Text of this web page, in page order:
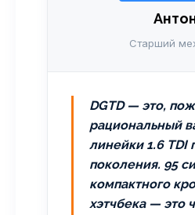
Старший
DGTD — это,
рациональный
линейки 1.6 TDI
поколения. 95
компактного
хэтчбека — это